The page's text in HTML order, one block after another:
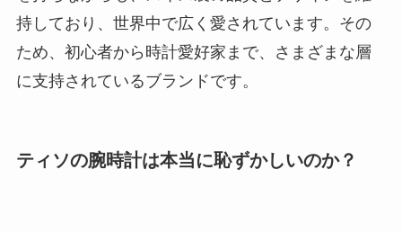
持しており、世界中で広く愛されています。その
ため、初心者から時計愛好家まで、さまざまな層
に支持されているブランドです。
ティソの腕時計は本当に恥ずかしいのか？